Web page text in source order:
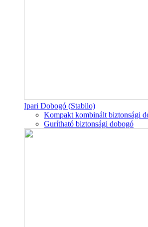
Ipari Dobogó (Stabilo)
Kompakt kombinált biztonsági
Gurítható biztonsági dobogó